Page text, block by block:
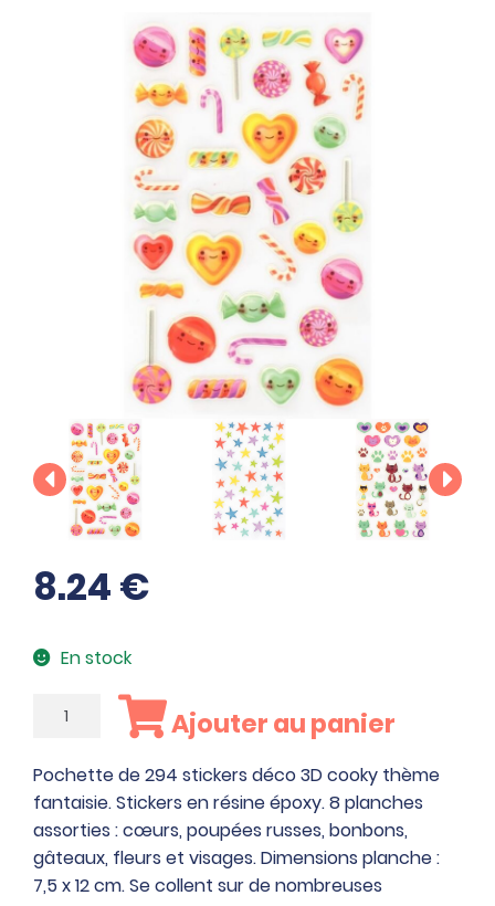
8.24€
En stock
quantité
Pochette
de
294
stickers
déco
3D
Ajouter au panier
Pochette de 294 stickers déco 3D cooky thème
fantaisie. Stickers en résine époxy. 8 planches
assorties : cœurs, poupées russes, bonbons,
gâteaux, fleurs et visages. Dimensions planche :
7,5 x 12 cm. Se collent sur de nombreuses